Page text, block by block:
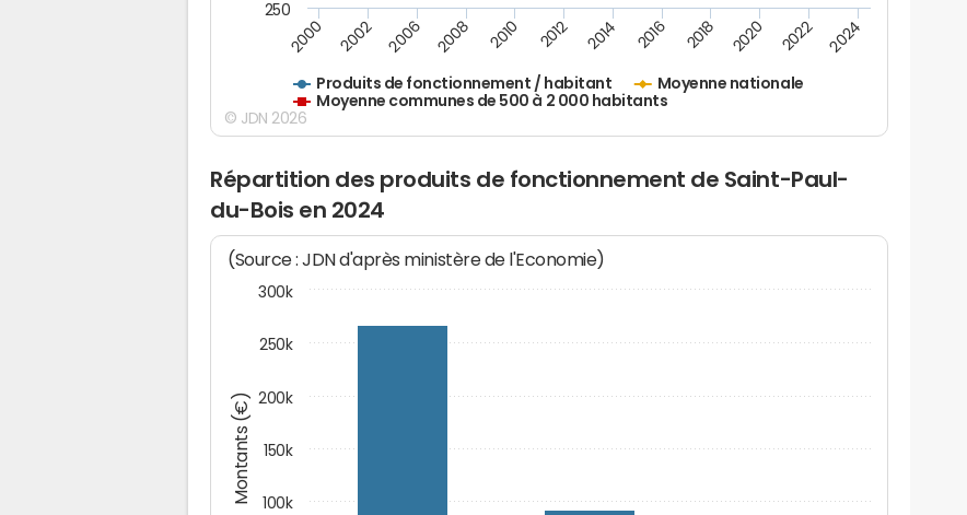
Produits de fonctionnement / habitant
Moyenne nationale
Moyenne communes de 500 à 2 000 habitants
2000 2002 2006 2008 2010 2012 2014 2016 2018 2020 2022 2024
250
© JDN 2026
Répartition des produits de fonctionnement de Saint-Paul-
du-Bois en 2024
Montants (€)
(Source : JDN d'après ministère de l'Economie)
100k
150k
200k
250k
300k